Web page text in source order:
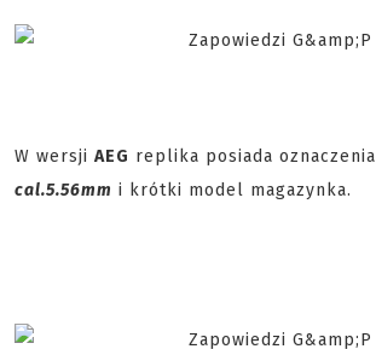
W wersji AEG replika posiada oznaczenia
cal.5.56mm i krótki model magazynka.